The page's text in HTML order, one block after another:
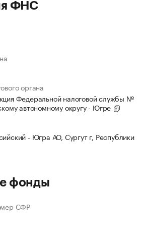
ФНС
органа
Федеральной налоговой службы №
автономному округу - Югре
- Югра АО, Сургут г, Республики
фонды
СФР